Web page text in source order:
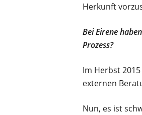
Herkunft
Bei Eirene
Prozess?
Im Herbst
externen
Nun, es ist